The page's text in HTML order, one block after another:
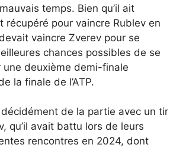
temps. Bien qu’il ait
récupéré pour vaincre Rublev en
vaincre Zverev pour se
chances possibles de se
une deuxième demi-finale
la finale de l’ATP.
de la partie avec un tir
qu’il avait battu lors de leurs
rencontres en 2024, dont